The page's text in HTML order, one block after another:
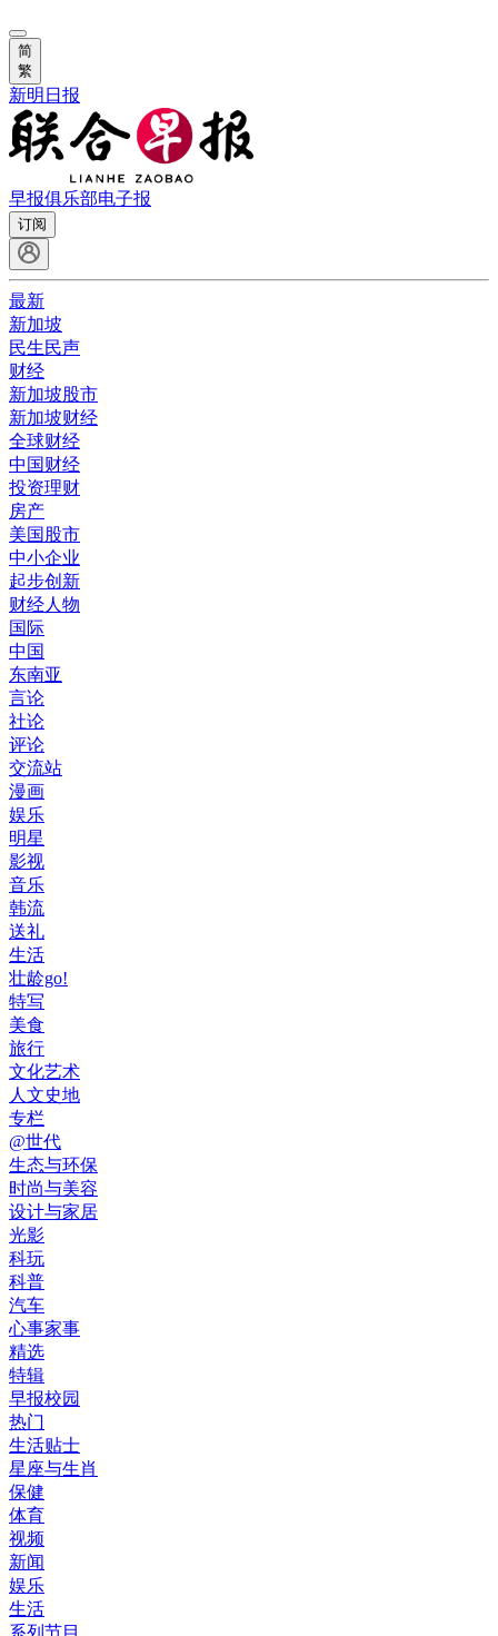
简
繁
新明日报
早报俱乐部电子报
订阅
最新
新加坡
民生民声
财经
新加坡股市
新加坡财经
全球财经
中国财经
投资理财
房产
美国股市
中小企业
起步创新
财经人物
国际
中国
东南亚
言论
社论
评论
交流站
漫画
娱乐
明星
影视
音乐
韩流
送礼
生活
壮龄go!
特写
美食
旅行
文化艺术
人文史地
专栏
@世代
生态与环保
时尚与美容
设计与家居
光影
科玩
科普
汽车
心事家事
精选
特辑
早报校园
热门
生活贴士
星座与生肖
保健
体育
视频
新闻
娱乐
生活
系列节目